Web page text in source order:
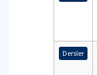
Dersler